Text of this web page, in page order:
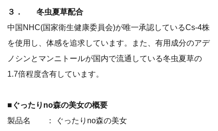
３． 冬虫夏草配合
中国NHC(国家衛生健康委員会)が唯一承認しているCs-4株
を使用し、体感を追求しています。また、有用成分のアデ
ノシンとマンニトールが国内で流通している冬虫夏草の
1.7倍程度含有しています。
■ぐったりno森の美女の概要
製品名 ： ぐったりno森の美女